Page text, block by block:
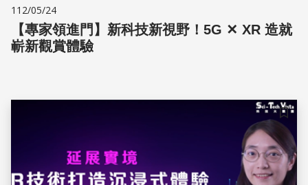
112/05/24
【專家領進門】新科技新視野！5G ✕ XR 造就
嶄新觀賞體驗
儲存